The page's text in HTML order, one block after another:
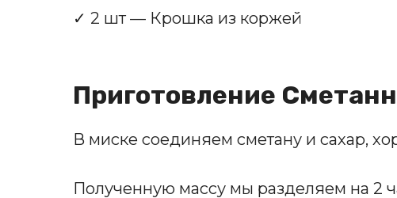
✓ 2 шт — Крошка из коржей
Приготовление
В миске соединяем сметану и сахар,
Полученную массу мы разделяем на 2